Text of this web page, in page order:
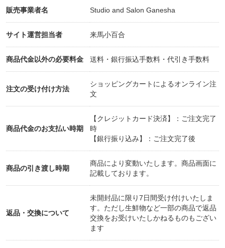
ノンストップで行うフィットネスのクラスです。
音楽に合わせて身体を動かしたい方、とにかく身体
を動かしたい方、汗をかきたい方、体幹を整えたい
方、痩せたい方、ヒップアップしたい方、そんな方
におすすめです。さらに４５分間動き続けたあと
は、非常に身体が柔らかくなりやすくなっています
ので、最後にストレッチも行います。運動をしつつ
柔軟性を高めたいという方にはものすごくおすすめ
です！
痩せたいーー！という方はぜひご参加ください❤︎
難易度：☆☆☆☆
■□■シンギングボウルヒーリングのご案内■□■
ヒマラヤ地区では紀元前からシンギングボウルが使
われていました。チベットではシャーマンが自然の
販売事業者名 Studio and Salon Ganesha
サイト運営担当者 来馬小百合
商品代金以外の必要料金 送料・銀行振込手数料・代引き手数料
注文の受け付け方法
ショッピングカートによるオンライン注
文
商品代金のお支払い時期
【クレジットカード決済】：ご注文完了
時
【銀行振り込み】：ご注文完了後
商品の引き渡し時期
商品により変動いたします。商品画面に
記載しております。
返品・交換について
未開封品に限り7日間受け付けいたしま
す。ただし生鮮物など一部の商品で返品
交換をお受けいたしかねるものもござい
ます